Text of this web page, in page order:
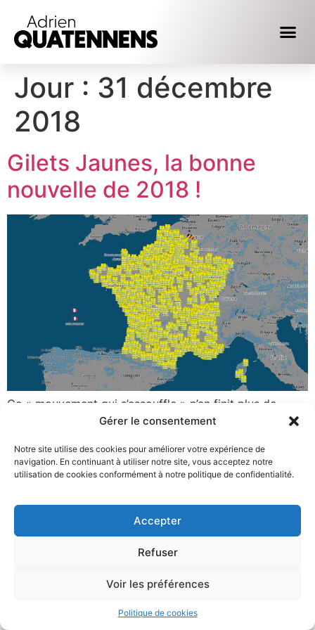
Gérer le consentement
Notre site utilise des cookies pour améliorer votre expérience de
navigation. En continuant à utiliser notre site, vous acceptez notre
utilisation de cookies conformément à notre politique de confidentialité.
Accepter
Refuser
Voir les préférences
Politique de cookies
Jour : 31 décembre
2018
Gilets Jaunes, la bonne
nouvelle de 2018 !
Ce « mouvement qui s’essouffle » n’en finit plus de
continuer ! Ainsi s’achève 2018. Comment ont-ils pu
se terminerait avec l’entrée dans la période des fêtes de
fin d’année ? Certes, les machines à dénigrer le
les prémices […]
2024 – Adrien Quatennens – Tous droits réservés –